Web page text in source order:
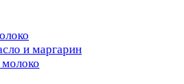
и маргарин
молоко